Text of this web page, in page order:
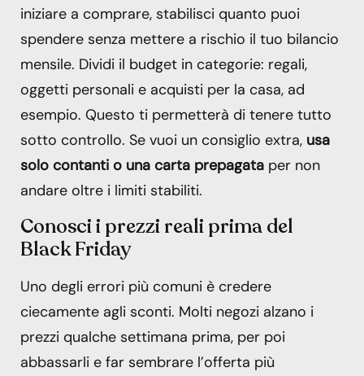
iniziare a comprare, stabilisci quanto puoi
spendere senza mettere a rischio il tuo bilancio
mensile. Dividi il budget in categorie: regali,
oggetti personali e acquisti per la casa, ad
esempio. Questo ti permetterà di tenere tutto
sotto controllo. Se vuoi un consiglio extra, usa
solo contanti o una carta prepagata per non
andare oltre i limiti stabiliti.
Conosci i prezzi reali prima del
Black Friday
Uno degli errori più comuni è credere
ciecamente agli sconti. Molti negozi alzano i
prezzi qualche settimana prima, per poi
abbassarli e far sembrare l’offerta più